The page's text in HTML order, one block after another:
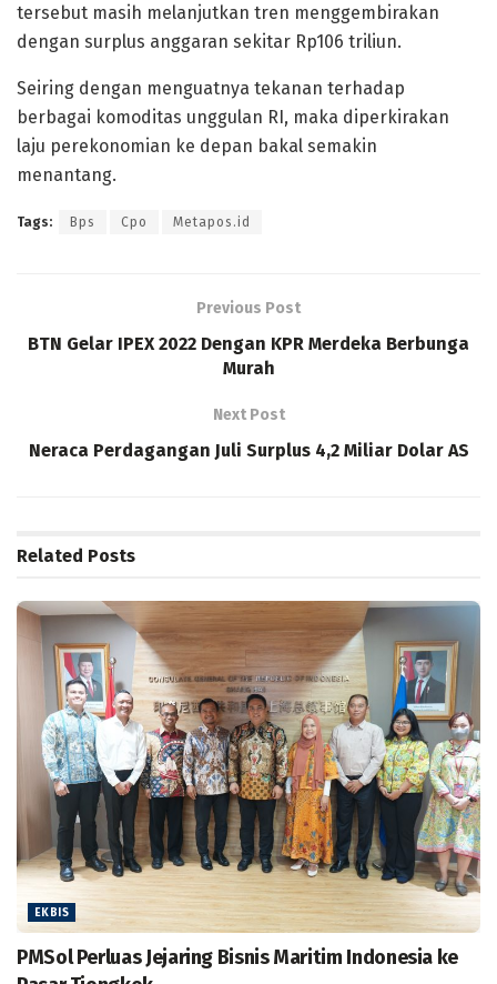
tersebut masih melanjutkan tren menggembirakan
dengan surplus anggaran sekitar Rp106 triliun.
Seiring dengan menguatnya tekanan terhadap
berbagai komoditas unggulan RI, maka diperkirakan
laju perekonomian ke depan bakal semakin
menantang.
Tags: Bps Cpo Metapos.id
Previous Post
BTN Gelar IPEX 2022 Dengan KPR Merdeka Berbunga
Murah
Next Post
Neraca Perdagangan Juli Surplus 4,2 Miliar Dolar AS
Related Posts
EKBIS
PMSol Perluas Jejaring Bisnis Maritim Indonesia ke